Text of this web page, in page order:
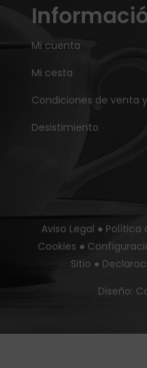
Mi cuenta
Mi cesta
Condiciones de venta
Desistimiento
Aviso Legal ● Política
Cookies ●
Sitio ●
Diseño: